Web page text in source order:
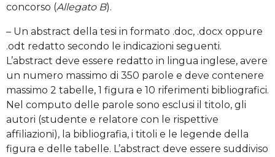
concorso (Allegato B).
– Un abstract della tesi in formato .doc, .docx oppure
.odt redatto secondo le indicazioni seguenti.
L’abstract deve essere redatto in lingua inglese, avere
un numero massimo di 350 parole e deve contenere
massimo 2 tabelle, 1 figura e 10 riferimenti bibliografici.
Nel computo delle parole sono esclusi il titolo, gli
autori (studente e relatore con le rispettive
affiliazioni), la bibliografia, i titoli e le legende della
figura e delle tabelle. L’abstract deve essere suddiviso